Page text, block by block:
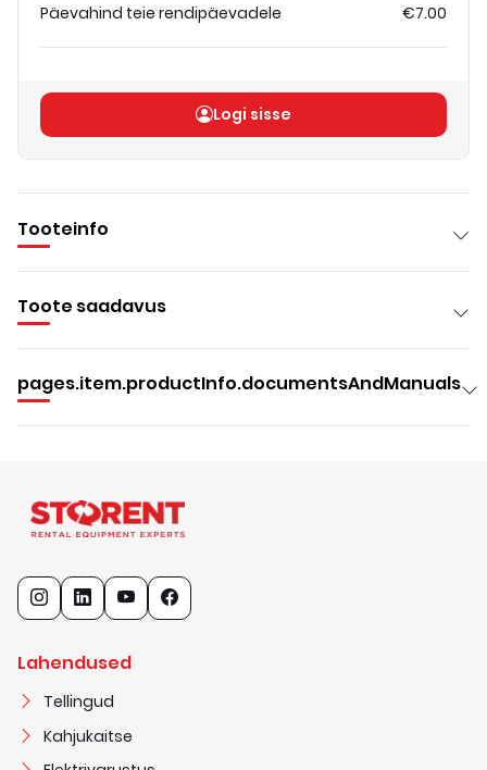
Päevahind teie rendipäevadele €7.00
Logi sisse
Tooteinfo
Toote saadavus
pages.item.productInfo.documentsAndManuals
Lahendused
Tellingud
Kahjukaitse